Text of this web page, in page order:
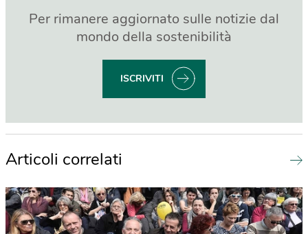
Per rimanere aggiornato sulle notizie dal
mondo della sostenibilità
ISCRIVITI
Articoli correlati